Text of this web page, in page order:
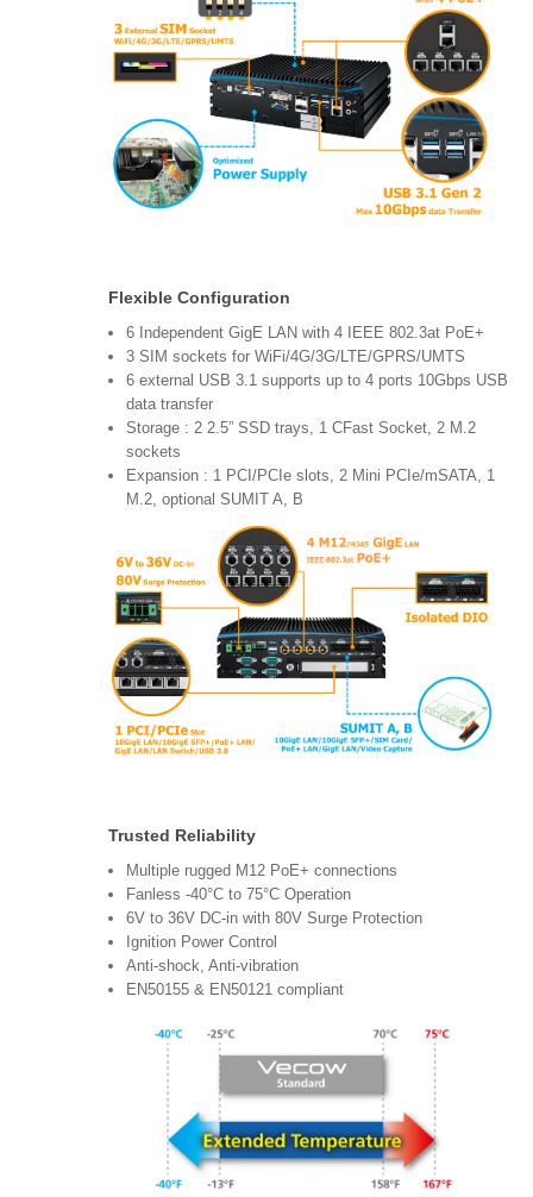
Flexible Configuration
6 Independent GigE LAN with 4 IEEE 802.3at PoE+
3 SIM sockets for WiFi/4G/3G/LTE/GPRS/UMTS
6 external USB 3.1 supports up to 4 ports 10Gbps USB
data transfer
Storage : 2 2.5” SSD trays, 1 CFast Socket, 2 M.2
sockets
Expansion : 1 PCI/PCIe slots, 2 Mini PCIe/mSATA, 1
M.2, optional SUMIT A, B
Trusted Reliability
Multiple rugged M12 PoE+ connections
Fanless -40°C to 75°C Operation
6V to 36V DC-in with 80V Surge Protection
Ignition Power Control
Anti-shock, Anti-vibration
EN50155 & EN50121 compliant